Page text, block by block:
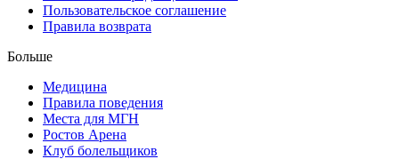
Пользовательское соглашение
Правила возврата
Больше
Медицина
Правила поведения
Места для МГН
Ростов Арена
Клуб болельщиков